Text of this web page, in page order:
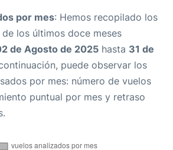
por mes: Hemos recopilado los
los últimos doce meses
de Agosto de 2025 hasta 31 de
puede observar los
por mes: número de vuelos
puntual por mes y retraso